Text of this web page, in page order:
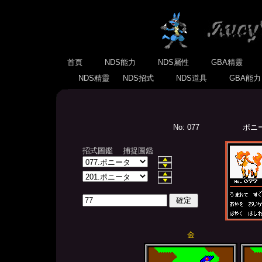
首頁 NDS能力 NDS屬性
GBA精靈
NDS精靈
NDS招式 NDS道具 GBA能
No: 077 ポニ
招式圖鑑 捕捉圖鑑
金